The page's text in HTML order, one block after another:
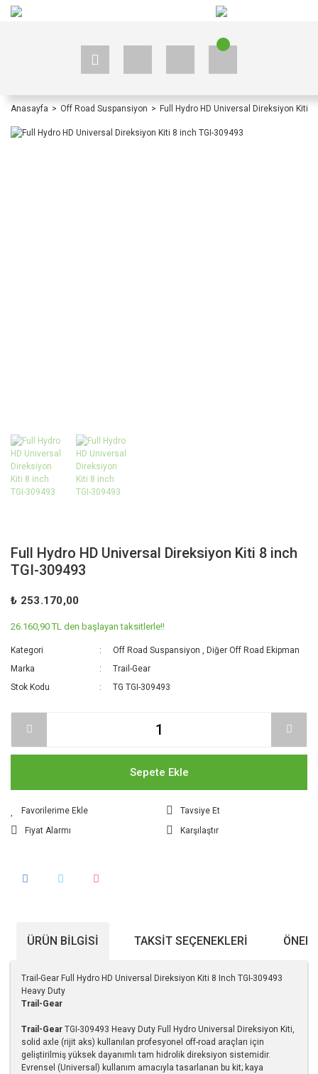
Anasayfa Off Road Suspansiyon Full Hydro HD Universal Direksiyon Kiti
Full Hydro HD Universal Direksiyon Kiti 8 inch
TGI-309493
₺ 253.170,00
26.160,90 TL den başlayan taksitlerle!!
Kategori Off Road Suspansiyon ,Diğer Off Road Ekipman
Marka
Trail-Gear
Stok Kodu
TG TGI-309493
Sepete Ekle
Tavsiye Et
Fiyat Alarmı
Karşılaştır
ÜRÜN BILGISI TAKSIT SEÇENEKLERI
Trail-Gear Full Hydro HD Universal Direksiyon Kiti 8 Inch TGI-309493
Heavy Duty
Trail-Gear
Trail-Gear TGI-309493 Heavy Duty Full Hydro Universal Direksiyon Kiti,
solid axle (rijit aks) kullanılan profesyonel off-road araçları için
geliştirilmiş yüksek dayanımlı tam hidrolik direksiyon sistemidir.
Evrensel (Universal) kullanım amacıyla tasarlanan bu kit; kaya